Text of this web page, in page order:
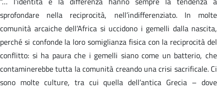
sprofondare nella reciprocità, nell’indifferenziato. In molte
comunità arcaiche dell’Africa si uccidono i gemelli dalla nascita,
perché si confonde la loro somiglianza fisica con la reciprocità del
conflitto: si ha paura che i gemelli siano come un batterio, che
contaminerebbe tutta la comunità creando una crisi sacrificale. Ci
sono molte culture, tra cui quella dell’antica Grecia – dove